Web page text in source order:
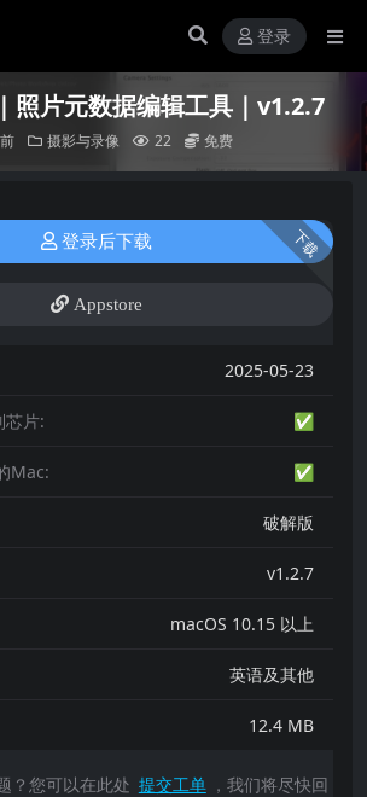
登录
片元数据编辑工具｜v1.2.7
摄影与录像 22 免费
下载
登录后下载
Appstore
2025-05-23
芯片: ✅
Mac: ✅
破解版
v1.2.7
macOS 10.15 以上
英语及其他
12.4 MB
？您可以在此处 提交工单 ，我们将尽快回